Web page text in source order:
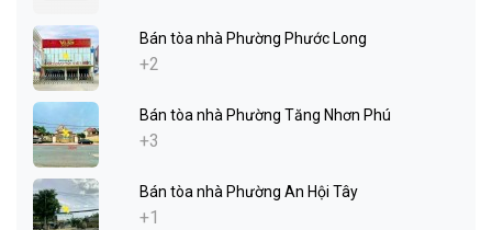
Bán tòa nhà Phường Phước Long
+2
Bán tòa nhà Phường Tăng Nhơn Phú
+3
Bán tòa nhà Phường An Hội Tây
+1